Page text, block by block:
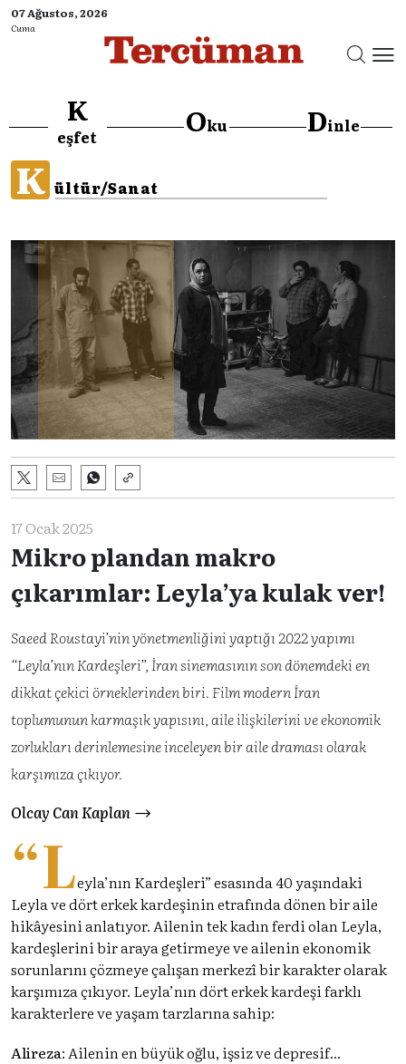
07 Ağustos, 2026
Cuma
K
eşfet Oku Dinle
K ültür/Sanat
17 Ocak 2025
Mikro plandan makro
çıkarımlar: Leyla’ya kulak ver!
Saeed Roustayi’nin yönetmenliğini yaptığı 2022 yapımı
“Leyla’nın Kardeşleri”, İran sinemasının son dönemdeki en
dikkat çekici örneklerinden biri. Film modern İran
toplumunun karmaşık yapısını, aile ilişkilerini ve ekonomik
zorlukları derinlemesine inceleyen bir aile draması olarak
karşımıza çıkıyor.
Olcay Can Kaplan
“Leyla’nın Kardeşleri” esasında 40 yaşındaki
Leyla ve dört erkek kardeşinin etrafında dönen bir aile
hikâyesini anlatıyor. Ailenin tek kadın ferdi olan Leyla,
kardeşlerini bir araya getirmeye ve ailenin ekonomik
sorunlarını çözmeye çalışan merkezî bir karakter olarak
karşımıza çıkıyor. Leyla’nın dört erkek kardeşi farklı
karakterlere ve yaşam tarzlarına sahip:
Alireza: Ailenin en büyük oğlu, işsiz ve depresif...